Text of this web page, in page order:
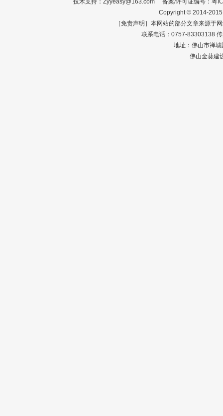
技术支持：Zyyeasy@163.com 备案/许可证编号： 粤
Copyright © 2014-
［免责声明］本网站的部分文章来源于
联系电话：0757-83303138
地址：佛山市禅
佛山金葵建